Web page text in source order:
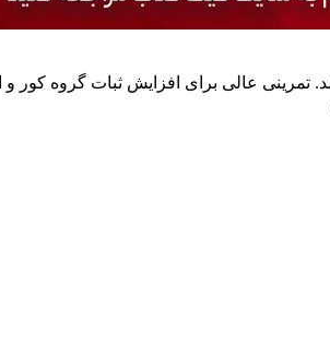
عالی برای افزایش ثبات گروه کور